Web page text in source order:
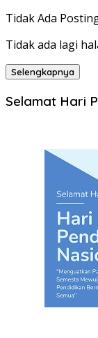
Tidak Ada
Tidak ada lagi
Selengkapnya
Selamat Hari